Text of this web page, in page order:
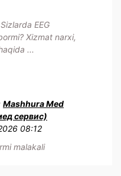
EEG
Xizmat narxi,
...
Mashhura Med
сервис)
08:12
malakali